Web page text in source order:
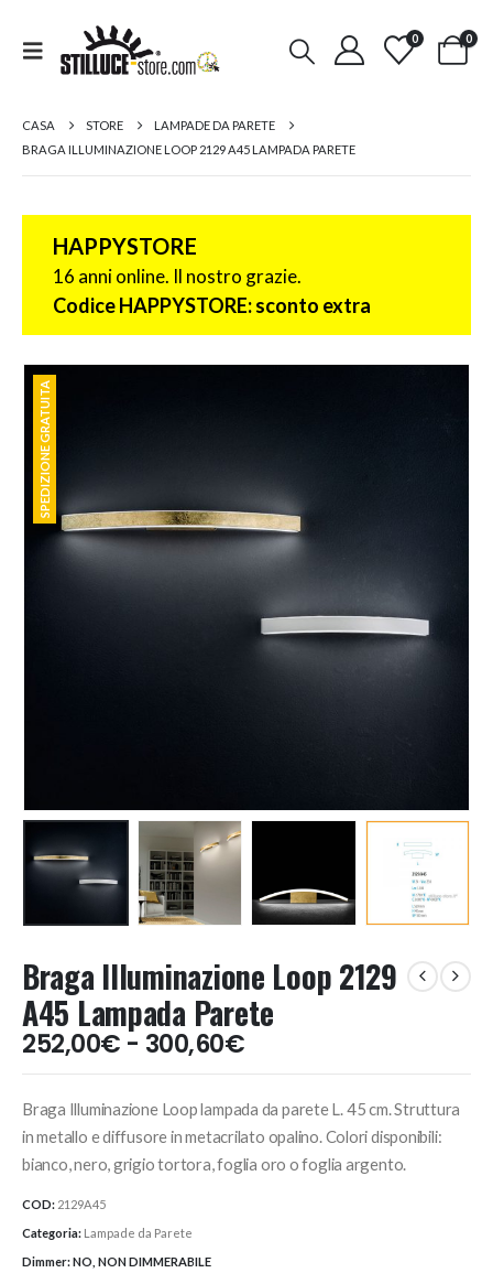
0 0
CASA STORE
LAMPADE DA PARETE
BRAGA ILLUMINAZIONE LOOP 2129 A45 LAMPADA PARETE
HAPPYSTORE
16 anni online. Il nostro grazie.
Codice HAPPYSTORE: sconto extra
SPEDIZIONE GRATUITA
SPEDIZIONE GRATUITA
Braga Illuminazione Loop 2129
A45 Lampada Parete
252,00€ - 300,60€Fascia
di
da
252,00€
a
Braga Illuminazione Loop lampada da parete L. 45 cm. Struttura
in metallo e diffusore in metacrilato opalino. Colori disponibili:
bianco, nero, grigio tortora, foglia oro o foglia argento.
COD: 2129A45
Categoria: Lampade da Parete
Dimmer:NO, NON DIMMERABILE